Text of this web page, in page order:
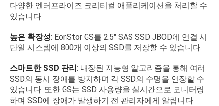
다양한 엔터프라이즈 크리티컬 애플리케이션을 처리할 수
있습니다.
높은 확장성: EonStor GS를 2.5" SAS SSD JBOD에 연결 시
단일 시스템에 800개 이상의 SSD를 저장할 수 있습니다.
스마트한 SSD 관리: 내장된 지능형 알고리즘을 통해 여러
SSD의 동시 장애를 방지하며 각 SSD의 수명을 연장할 수
있습니다. 또한 GS는 SSD 사용량을 실시간으로 모니터링
하며 SSD에 장애가 발생하기 전 관리자에게 알립니다.